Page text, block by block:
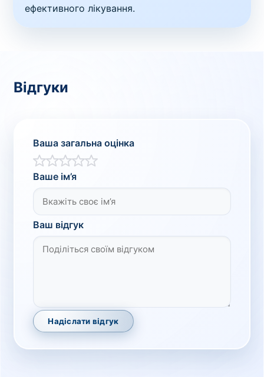
ефективного лікування.
Відгуки
Ваша загальна оцінка
Ваше ім’я
Ваш відгук
Надіслати відгук